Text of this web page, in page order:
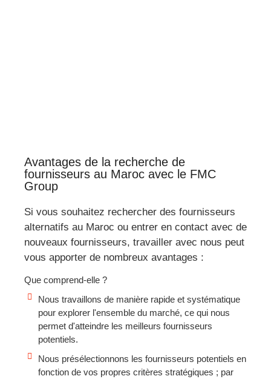
Avantages de la recherche de
fournisseurs au Maroc avec le FMC
Group
Si vous souhaitez rechercher des fournisseurs
alternatifs au Maroc ou entrer en contact avec de
nouveaux fournisseurs, travailler avec nous peut
vous apporter de nombreux avantages :
Que comprend-elle ?
Nous travaillons de manière rapide et systématique
pour explorer l'ensemble du marché, ce qui nous
permet d'atteindre les meilleurs fournisseurs
potentiels.
Nous présélectionnons les fournisseurs potentiels en
fonction de vos propres critères stratégiques ; par